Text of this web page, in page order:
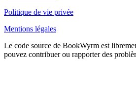
Politique de vie privée
Mentions légales
Le code source de BookWyrm est
pouvez contribuer ou rapporter des